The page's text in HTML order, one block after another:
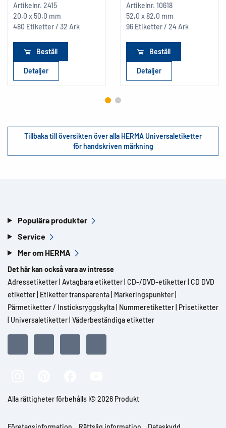
Artikelnr. 2415
20,0 x 50,0 mm
480 Etiketter / 32 Ark
Beställ
Detaljer
Artikelnr. 10618
52,0 x 82,0 mm
96 Etiketter / 24 Ark
Beställ
Detaljer
Tillbaka till översikten över alla HERMA Universaletiketter
för handskriven märkning
Populära produkter
Service
Mer om HERMA
Det här kan också vara av intresse
Adressetiketter Avtagbara etiketter CD-/DVD-etiketter CD DVD
etiketter Etiketter transparenta Markeringspunkter
Pärmetiketter / Insticksryggskylta Nummeretiketter Prisetiketter
Universaletiketter Väderbeständiga etiketter
Alla rättigheter förbehålls l© 2026 Produkt